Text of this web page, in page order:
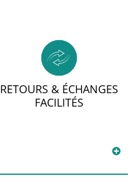
RETOURS & ÉCHANGES
FACILITÉS